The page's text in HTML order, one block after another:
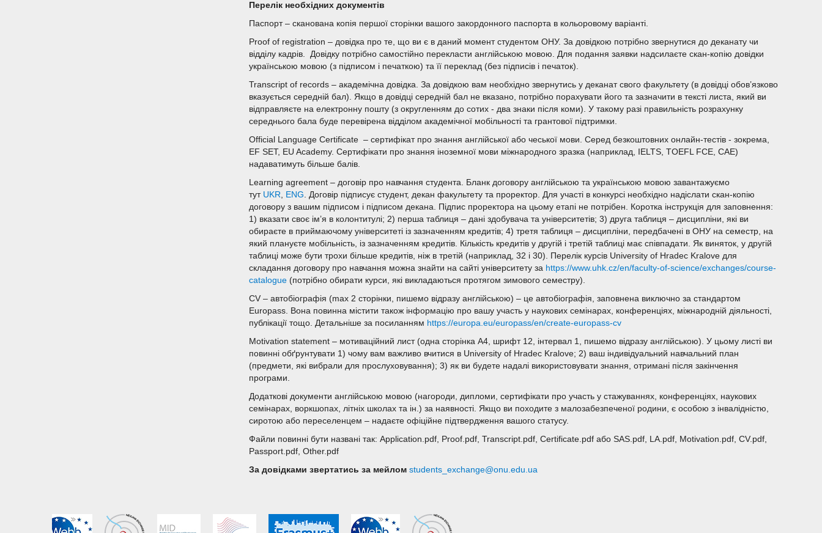
Перелік необхідних документів
Паспорт – сканована копія першої сторінки вашого закордонного паспорта в кольоровому варіанті.
Proof of registration – довідка про те, що ви є в даний момент студентом ОНУ. За довідкою потрібно звернутися до деканату чи
відділу кадрів. Довідку потрібно самостійно перекласти англійською мовою. Для подання заявки надсилаєте скан-копію довідки
українською мовою (з підписом і печаткою) та її переклад (без підписів і печаток).
Transcript of records – академічна довідка. За довідкою вам необхідно звернутись у деканат свого факультету (в довідці обов’язково
вказується середній бал). Якщо в довідці середній бал не вказано, потрібно порахувати його та зазначити в тексті листа, який ви
відправляєте на електронну пошту (з округленням до сотих - два знаки після коми). У такому разі правильність розрахунку
середнього бала буде перевірена відділом академічної мобільності та грантової підтримки.
Official Language Certificate – сертифікат про знання англійської або чеської мови. Серед безкоштовних онлайн-тестів - зокрема,
EF SET, EU Academy. Сертифікати про знання іноземної мови міжнародного зразка (наприклад, IELTS, TOEFL FCE, CAE)
надаватимуть більше балів.
Learning agreement – договір про навчання студента. Бланк договору англійською та українською мовою завантажуємо
тут UKR, ENG. Договір підписує студент, декан факультету та проректор. Для участі в конкурсі необхідно надіслати скан-копію
договору з вашим підписом і підписом декана. Підпис проректора на цьому етапі не потрібен. Коротка інструкція для заповнення:
1) вказати своє ім’я в колонтитулі; 2) перша таблиця – дані здобувача та університетів; 3) друга таблиця – дисципліни, які ви
обираєте в приймаючому університеті із зазначенням кредитів; 4) третя таблиця – дисципліни, передбачені в ОНУ на семестр, на
який плануєте мобільність, із зазначенням кредитів. Кількість кредитів у другій і третій таблиці має співпадати. Як виняток, у другій
таблиці може бути трохи більше кредитів, ніж в третій (наприклад, 32 і 30). Перелік курсів University of Hradec Kralove для
складання договору про навчання можна знайти на сайті університету за https://www.uhk.cz/en/faculty-of-science/exchanges/course-
catalogue (потрібно обирати курси, які викладаються протягом зимового семестру).
CV – автобіографія (max 2 сторінки, пишемо відразу англійською) – це автобіографія, заповнена виключно за стандартом
Europass. Вона повинна містити також інформацію про вашу участь у наукових семінарах, конференціях, міжнародній діяльності,
публікації тощо. Детальніше за посиланням https://europa.eu/europass/en/create-europass-cv
Motivation statement – мотиваційний лист (одна сторінка А4, шрифт 12, інтервал 1, пишемо відразу англійською). У цьому листі ви
повинні обґрунтувати 1) чому вам важливо вчитися в University of Hradec Kralove; 2) ваш індивідуальний навчальний план
(предмети, які вибрали для прослуховування); 3) як ви будете надалі використовувати знання, отримані після закінчення
програми.
Додаткові документи англійською мовою (нагороди, дипломи, сертифікати про участь у стажуваннях, конференціях, наукових
семінарах, воркшопах, літніх школах та ін.) за наявності. Якщо ви походите з малозабезпеченої родини, є особою з інвалідністю,
сиротою або переселенцем – надаєте офіційне підтвердження вашого статусу.
Файли повинні бути названі так: Application.pdf, Proof.pdf, Transcript.pdf, Certificate.pdf або SAS.pdf, LA.pdf, Motivation.pdf, CV.pdf,
Passport.pdf, Other.pdf
За довідками звертатись за мейлом students_exchange@onu.edu.ua